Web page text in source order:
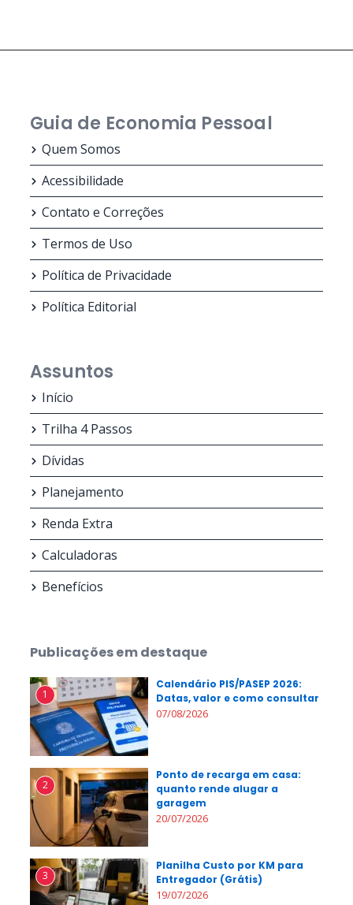
Guia de Economia Pessoal
Quem Somos
Acessibilidade
Contato e Correções
Termos de Uso
Política de Privacidade
Política Editorial
Assuntos
Início
Trilha 4 Passos
Dívidas
Planejamento
Renda Extra
Calculadoras
Benefícios
Publicações em destaque
1
Calendário PIS/PASEP 2026:
Datas, valor e como consultar
07/08/2026
2
Ponto de recarga em casa:
quanto rende alugar a
garagem
20/07/2026
3
Planilha Custo por KM para
Entregador (Grátis)
19/07/2026